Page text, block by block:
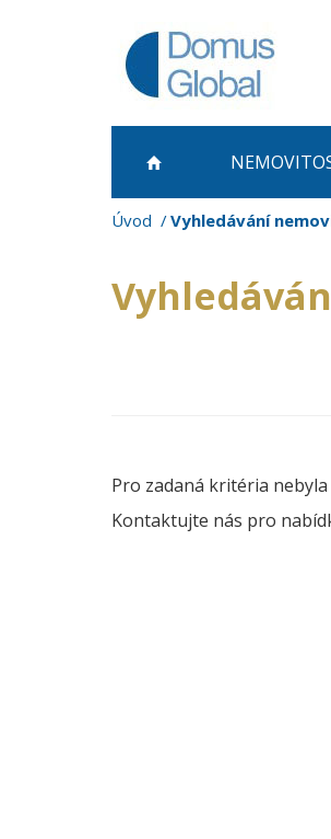
Úvod Vyhledávání
Pro zadaná kritéria
Kontaktujte nás pro